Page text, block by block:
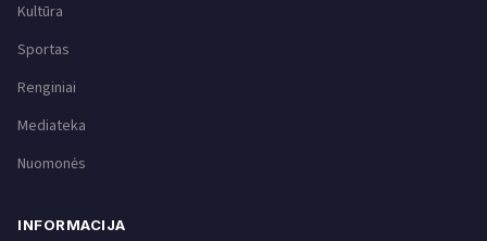
Kultūra
Sportas
Renginiai
Mediateka
Nuomonės
INFORMACIJA